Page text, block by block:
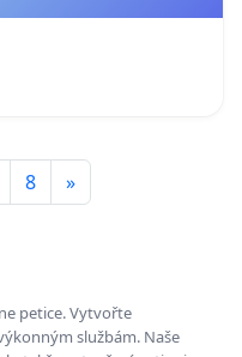
8 »
petice. Vytvořte
službám. Naše